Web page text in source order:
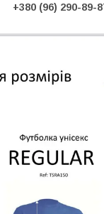
+380 (96) 290-89-